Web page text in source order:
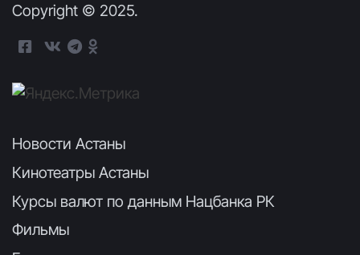
Copyright © 2025.
Новости Астаны
Кинотеатры Астаны
Курсы валют по данным Нацбанка РК
Фильмы